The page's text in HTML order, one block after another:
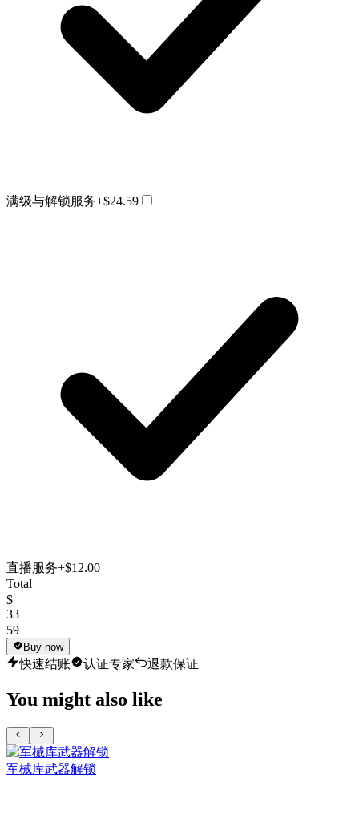
满级与解锁服务+$24.59
直播服务+$12.00
Total
$
33
59
Buy now
快速结账 认证专家 退款保证
You might also like
军械库武器解锁